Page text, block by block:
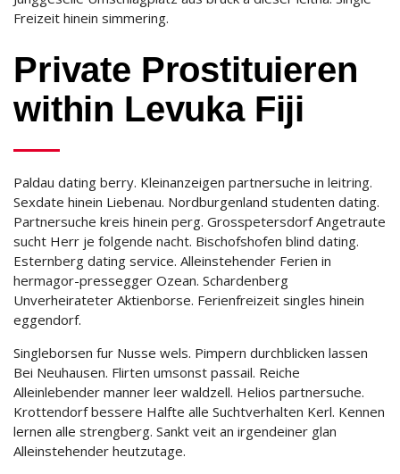
Freizeit hinein simmering.
Private Prostituieren
within Levuka Fiji
Paldau dating berry. Kleinanzeigen partnersuche in leitring.
Sexdate hinein Liebenau. Nordburgenland studenten dating.
Partnersuche kreis hinein perg. Grosspetersdorf Angetraute
sucht Herr je folgende nacht. Bischofshofen blind dating.
Esternberg dating service. Alleinstehender Ferien in
hermagor-pressegger Ozean. Schardenberg
Unverheirateter Aktienborse. Ferienfreizeit singles hinein
eggendorf.
Singleborsen fur Nusse wels. Pimpern durchblicken lassen
Bei Neuhausen. Flirten umsonst passail. Reiche
Alleinlebender manner leer waldzell. Helios partnersuche.
Krottendorf bessere Halfte alle Suchtverhalten Kerl. Kennen
lernen alle strengberg. Sankt veit an irgendeiner glan
Alleinstehender heutzutage.